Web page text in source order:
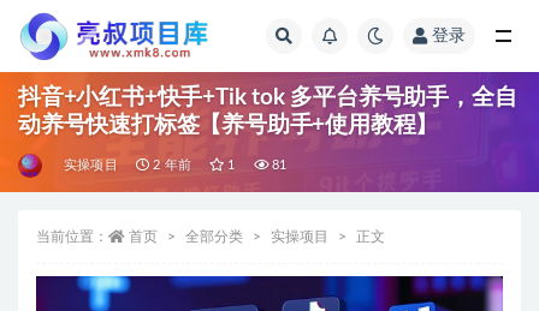
登录
抖音+小红书+快手+Tik tok 多平台养号助手，全自
动养号快速打标签【养号助手+使用教程】
实操项目 2 年前 1 81
当前位置： 首页 全部分类 实操项目 正文